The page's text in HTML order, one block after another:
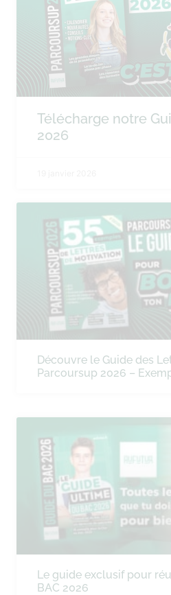
Télécharge notre
2026
Découvre le Guide des
Parcoursup 2026 –
Le guide exclusif pour
BAC 2026